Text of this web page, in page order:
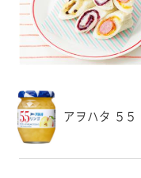
アヲハタ ５